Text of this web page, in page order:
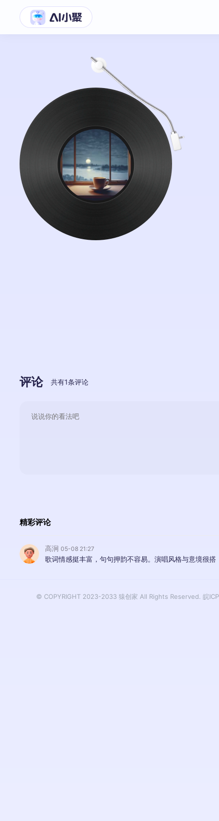
评论 共有1条评论
精彩评论
高涧 05-08 21:27
歌词情感挺丰富，句句押韵不容易。演唱风格与意境很
© COPYRIGHT 2023-2033 猿创家 All Rights Reserved. 皖